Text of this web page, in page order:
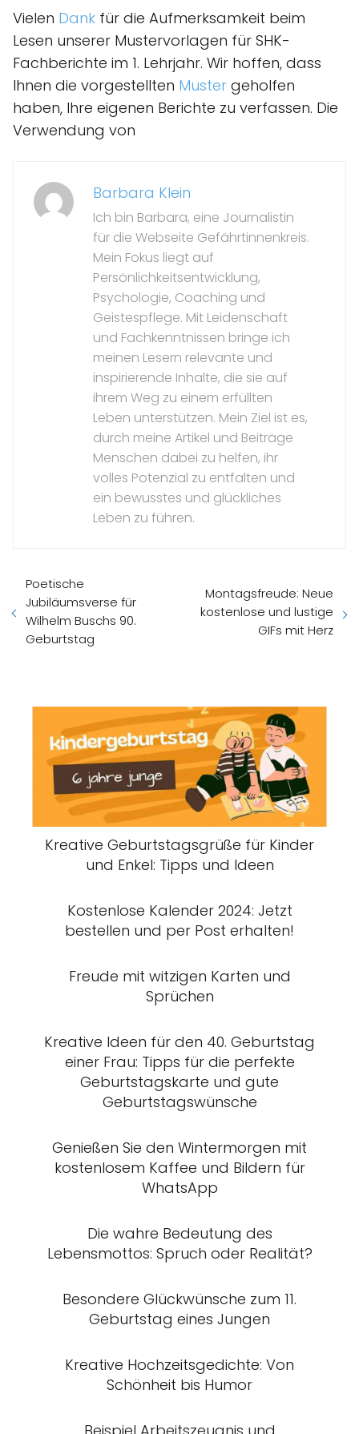
Vielen Dank für die Aufmerksamkeit beim
Lesen unserer Mustervorlagen für SHK-
Fachberichte im 1. Lehrjahr. Wir hoffen, dass
Ihnen die vorgestellten Muster geholfen
haben, Ihre eigenen Berichte zu verfassen. Die
Verwendung von
Barbara Klein
Ich bin Barbara, eine Journalistin
für die Webseite Gefährtinnenkreis.
Mein Fokus liegt auf
Persönlichkeitsentwicklung,
Psychologie, Coaching und
Geistespflege. Mit Leidenschaft
und Fachkenntnissen bringe ich
meinen Lesern relevante und
inspirierende Inhalte, die sie auf
ihrem Weg zu einem erfüllten
Leben unterstützen. Mein Ziel ist es,
durch meine Artikel und Beiträge
Menschen dabei zu helfen, ihr
volles Potenzial zu entfalten und
ein bewusstes und glückliches
Leben zu führen.
Poetische
Jubiläumsverse für
Wilhelm Buschs 90.
Geburtstag
Montagsfreude: Neue
kostenlose und lustige
GIFs mit Herz
Kreative Geburtstagsgrüße für Kinder
und Enkel: Tipps und Ideen
Kostenlose Kalender 2024: Jetzt
bestellen und per Post erhalten!
Freude mit witzigen Karten und
Sprüchen
Kreative Ideen für den 40. Geburtstag
einer Frau: Tipps für die perfekte
Geburtstagskarte und gute
Geburtstagswünsche
Genießen Sie den Wintermorgen mit
kostenlosem Kaffee und Bildern für
WhatsApp
Die wahre Bedeutung des
Lebensmottos: Spruch oder Realität?
Besondere Glückwünsche zum 11.
Geburtstag eines Jungen
Kreative Hochzeitsgedichte: Von
Schönheit bis Humor